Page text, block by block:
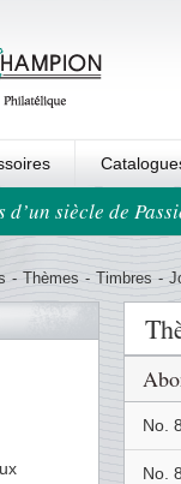
d’un siècle de
- Thèmes - Timbres -
No.
No.